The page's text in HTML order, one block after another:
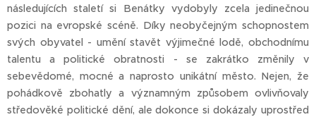
následujících staletí si Benátky vydobyly zcela jedinečnou
pozici na evropské scéně. Díky neobyčejným schopnostem
svých obyvatel - umění stavět výjimečné lodě, obchodnímu
talentu a politické obratnosti - se zakrátko změnily v
sebevědomé, mocné a naprosto unikátní město. Nejen, že
pohádkově zbohatly a významným způsobem ovlivňovaly
středověké politické dění, ale dokonce si dokázaly uprostřed